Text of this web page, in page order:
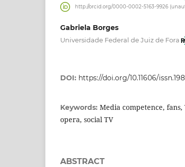
http://orcid.org/0000-0002-5163-9926
Gabriela Borges
Universidade Federal de Juiz de Fora
DOI: https://doi.org/10.11606/
Keywords: Media competence,
opera, social TV
ABSTRACT